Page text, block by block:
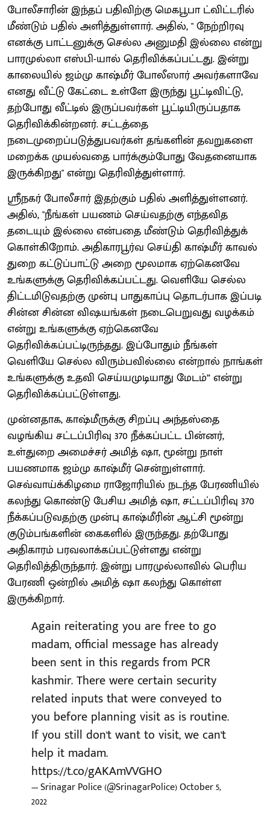
போலீசாரின் இந்தப் பதிவிற்கு மெகபூபா ட்விட்டரில்
மீண்டும் பதில் அளித்துள்ளார். அதில், " நேற்றிரவு
எனக்கு பாட்டனுக்கு செல்ல அனுமதி இல்லை என்று
பாரமுல்லா எஸ்பி-யால் தெரிவிக்கப்பட்டது. இன்று
காலையில் ஜம்மு காஷ்மீர் போலீஸார் அவர்களாவே
எனது வீட்டு கேட்டை உள்ளே இருந்து பூட்டிவிட்டு,
தற்போது வீட்டில் இருப்பவர்கள் பூட்டியிருப்பதாக
தெரிவிக்கின்றனர். சட்டத்தை
நடைமுறைப்படுத்துபவர்கள் தங்களின் தவறுகளை
மறைக்க முயல்வதை பார்க்கும்போது வேதனையாக
இருக்கிறது" என்று தெரிவித்துள்ளார்.
ஸ்ரீநகர் போலீசார் இதற்கும் பதில் அளித்துள்ளனர்.
அதில், "நீங்கள் பயணம் செய்வதற்கு எந்தவித
தடையும் இல்லை என்பதை மீண்டும் தெரிவித்துக்
கொள்கிறோம். அதிகாரபூர்வ செய்தி காஷ்மீர் காவல்
துறை கட்டுப்பாட்டு அறை மூலமாக ஏற்கெனவே
உங்களுக்கு தெரிவிக்கப்பட்டது. வெளியே செல்ல
திட்டமிடுவதற்கு முன்பு பாதுகாப்பு தொடர்பாக இப்படி
சின்ன சின்ன விஷயங்கள் நடைபெறுவது வழக்கம்
என்று உங்களுக்கு ஏற்கெனவே
தெரிவிக்கப்பட்டிருந்தது. இப்போதும் நீங்கள்
வெளியே செல்ல விரும்பவில்லை என்றால் நாங்கள்
உங்களுக்கு உதவி செய்யமுடியாது மேடம்” என்று
தெரிவிக்கப்பட்டுள்ளது.
முன்னதாக, காஷ்மீருக்கு சிறப்பு அந்தஸ்தை
வழங்கிய சட்டப்பிரிவு 370 நீக்கப்பட்ட பின்னர்,
உள்துறை அமைச்சர் அமித் ஷா, மூன்று நாள்
பயணமாக ஜம்மு காஷ்மீர் சென்றுள்ளார்.
செவ்வாய்க்கிழமை ராஜோரியில் நடந்த பேரணியில்
கலந்து கொண்டு பேசிய அமித் ஷா, சட்டப்பிரிவு 370
நீக்கப்படுவதற்கு முன்பு காஷ்மீரின் ஆட்சி மூன்று
குடும்பங்களின் கைகளில் இருந்தது. தற்போது
அதிகாரம் பரவலாக்கப்பட்டுள்ளது என்று
தெரிவித்திருந்தார். இன்று பாரமுல்லாவில் பெரிய
பேரணி ஒன்றில் அமித் ஷா கலந்து கொள்ள
இருக்கிறார்.
Again reiterating you are free to go
madam, official message has already
been sent in this regards from PCR
kashmir. There were certain security
related inputs that were conveyed to
you before planning visit as is routine.
If you still don't want to visit, we can't
help it madam.
https://t.co/gAKAmVVGHO
— Srinagar Police (@SrinagarPolice)October 5,
2022